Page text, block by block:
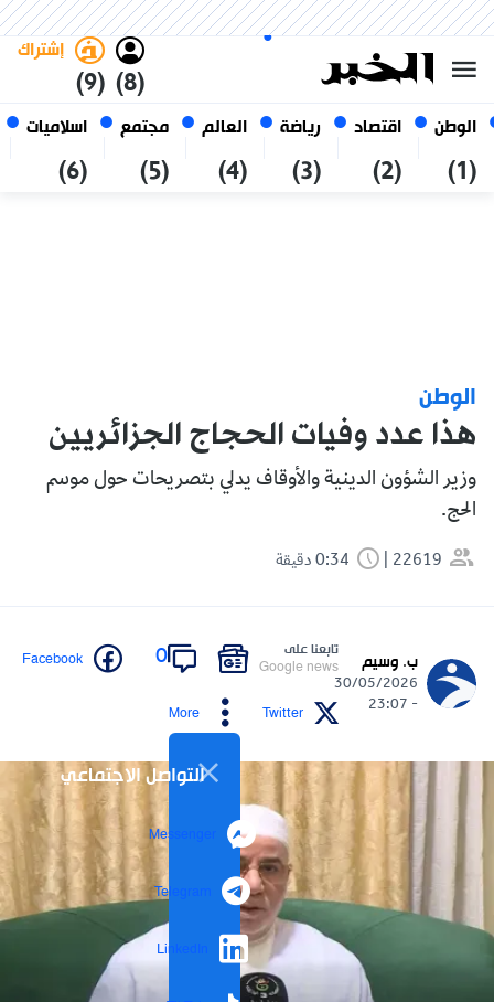
الوطن
(1)
اقتصاد
(2)
رياضة
(3)
العالم
(4)
مجتمع
(5)
اسلاميات
(6)
(8)
إشتراك
(9)
06 أغسطس 2026
الجزائر
الوطن
هذا عدد وفيات الحجاج الجزائريين
وزير الشؤون الدينية والأوقاف يدلي بتصريحات حول موسم
الحج.
22619
ب. وسيم
30/05/2026
- 23:07
تابعنا على
Google news
0
Facebook
Twitter
More
التواصل الاجتماعي
Messenger
Telegram
LinkedIn